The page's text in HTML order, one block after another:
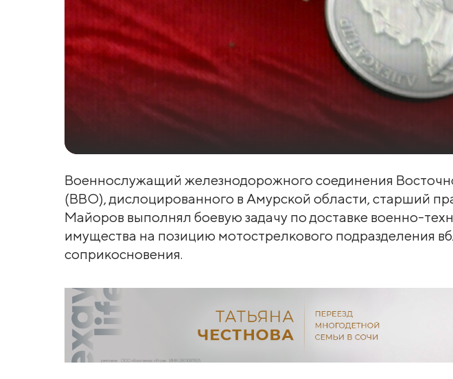
Военнослужащий железнодорожного соединения
(ВВО), дислоцированного в Амурской области, старший
Майоров выполнял боевую задачу по доставке военно-
имущества на позицию мотострелкового подразделения
соприкосновения.